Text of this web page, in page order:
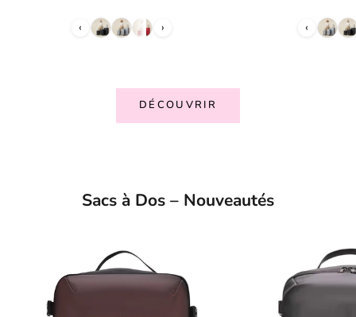
‹ › ‹
DÉCOUVRIR
Sacs à Dos – Nouveautés